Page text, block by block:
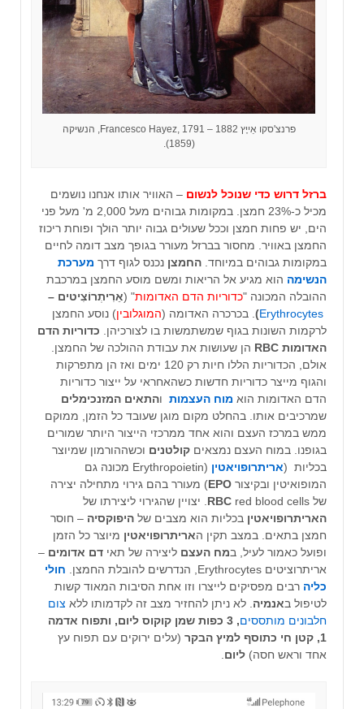
פרנצ'סקו אַייֶץ Francesco Hayez, 1791 – 1882, הנשיקה
(1859).
ברזל דרוש כדי שנוכל לנשום – האוויר אותו אנחנו נושמים
מכיל כ-23% חמצן. במקומות גבוהים מעל 2,000 מ' מעל פני
הים, יש פחות חמצן וככל שעולים גבוה יותר הולך ופוחת ריכוז
החמצן באוויר. מחסור בברזל מעורר בגופך מצב דומה לחיים
במקומות גבוהים במיוחד. החמצן נכנס לגוף דרך מערכת
הנשימה הוא מגיע אל הריאות ומשם מוסע החמצן במרכבת
ההובלה המכונה "כדוריות הדם האדומות" (אֵרִיתְרוֹצִיטים –
Erythrocytes
) . בכרכרה האדומה (המוגלובין) נוסע החמצן
לרקמות השונות בגוף שמשתמשות בו לצורכיהן. כדוריות הדם
האדומות RBC הן שעושות את עבודת ההולכה של החמצן.
אולם, הכדוריות הללו חיות רק 120 ימים ואז הן מתפרקות
והגוף מייצר כדוריות חדשות כשהאחראי על ייצור כדוריות
הדם האדומות הוא מוח העצמות והתאים המזנכימלים
שמרכיבים אותו. בהחלט מקום מוגן שעובד כל הזמן, ממוקם
ממש במרכז העצם והוא אחד ממרכזי הייצור היותר שמורים
בגופנו. במוח העצם נמצאים קולטנים וכשההורמון שמיוצר
בכליות (אריתרופויאטין
(Erythropoietin מכונה גם
המופואיטין ובקיצור EPO) מעורר בהם גירוי מתחילה יצירה
של
RBC red blood cells. יצויין שהגירוי ליצירתו של
האריתרופויאטין בכליות הוא מצבים של היפוקסיה – חוסר
חמצן בתאים. במצב תקין האריתרופויאטין מיוצר כל הזמן
ופועל כאמור לעיל, במח העצם ליצירה של תאי דם אדומים –
אריתרוציטים Erythrocytes, הנדרשים להובלת החמצן.
חולי
כליה רבים מפסיקים לייצרו וזו אחת הסיבות המאוד קשות
לטיפול באנמיה . לא ניתן להחזיר מצב זה לקדמותו ללא צום
חלבונים מותססים
, 3 כפות שמן קוקוס ליום, ותפוח אדמה
1, קטן חי כתוסף למיץ הבקר
(עלים ירוקים עם תפוח עץ
אחד וראש חסה) ליום